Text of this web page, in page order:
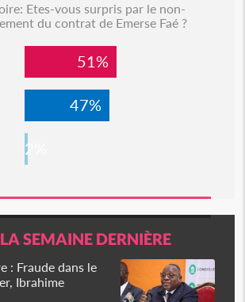
Etes-vous surpris par le non-
du contrat de Emerse Faé ?
51%
47%
2%
SEMAINE DERNIÈRE
: Fraude dans le
Ibrahime